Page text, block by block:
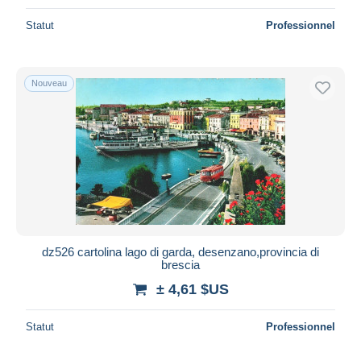
Statut Professionnel
Nouveau
dz526 cartolina lago di garda, desenzano,provincia di
brescia
± 4,61 $US
Statut Professionnel